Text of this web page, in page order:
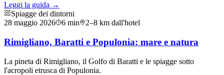
Leggi la guida →
Spiagge dei dintorni
28 maggio 2026
6 min 2–8 km dall'hotel
Rimigliano, Baratti e Populonia: mare e natura
La pineta di Rimigliano, il Golfo di Baratti e le spiagge sotto
l'acropoli etrusca di Populonia.